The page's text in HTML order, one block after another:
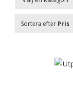
Sortera efter Pris